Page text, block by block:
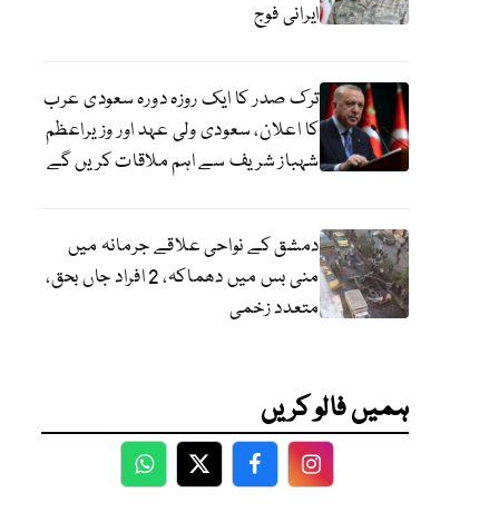
ایرانی فوج
ترک صدر کا ایک روزہ دورہ سعودی عرب
کا اعلان، سعودی ولی عہد اور وزیراعظم
شہباز شریف سے اہم ملاقات کریں گے
دمشق کے نواحی علاقے جرمانہ میں
منی بس میں دھماکہ، 2 افراد جاں بحق،
متعدد زخمی
ہمیں فالو کریں
WhatsApp
TwitterFacebookFacebook